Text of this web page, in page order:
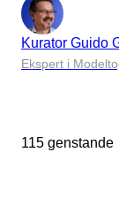
Kurator Guido
Ekspert i
115 genstande